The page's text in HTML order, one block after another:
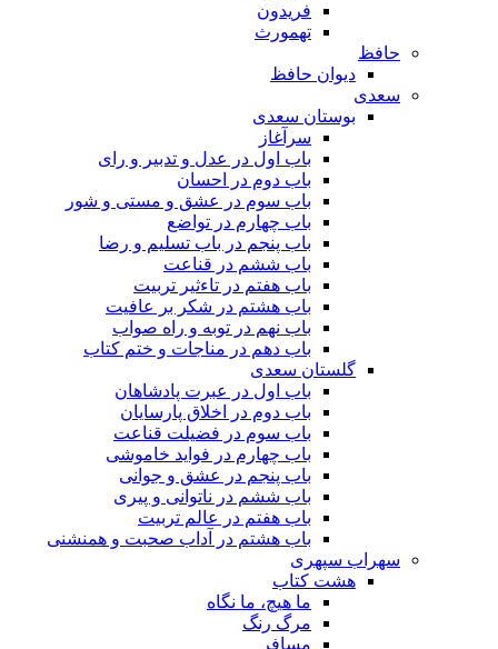
فریدون
تهمورث
حافظ
دیوان حافظ
سعدی
بوستان سعدی
سرآغاز
باب اول در عدل و تدبیر و رای
باب دوم در احسان
باب سوم در عشق و مستی و شور
باب چهارم در تواضع
باب پنجم در باب تسلیم و رضا
باب ششم در قناعت
باب هفتم در تاءثیر تربیت
باب هشتم در شکر بر عافیت
باب نهم در توبه و راه صواب
باب دهم در مناجات و ختم کتاب
گلستان سعدی
باب اول در عبرت پادشاهان
باب دوم در اخلاق پارسایان
باب سوم در فضیلت قناعت
باب چهارم در فواید خاموشى
باب پنجم در عشق و جوانى
باب ششم در ناتوانى و پیرى
باب هفتم در عالم تربیت
باب هشتم در آداب صحبت و همنشنى
سهراب سپهری
هشت کتاب
ما هیچ، ما نگاه
مرگ رنگ
مسافر